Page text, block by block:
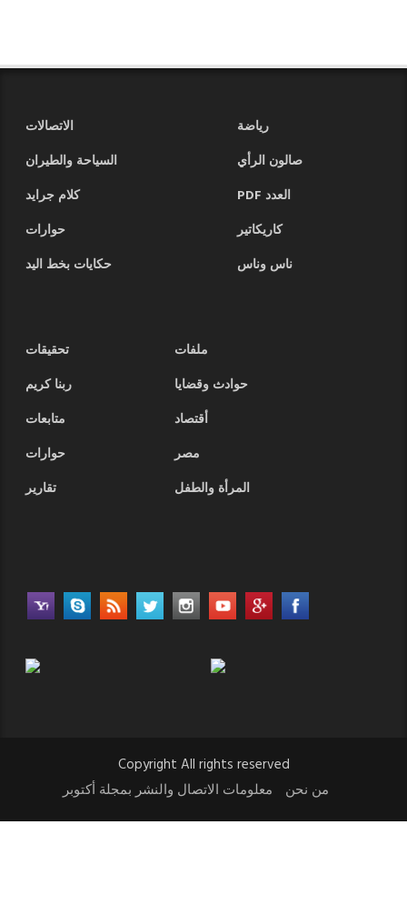
رياضة
الاتصالات
صالون الرأي
السياحة والطيران
العدد PDF
كلام جرايد
كاريكاتير
حوارات
ناس وناس
حكايات بخط اليد
ملفات
تحقيقات
حوادث وقضايا
ربنا كريم
أقتصاد
متابعات
مصر
حوارات
المرأة والطفل
تقارير
Copyright All rights reserved
من نحن
معلومات الاتصال والنشر بمجلة أكتوبر